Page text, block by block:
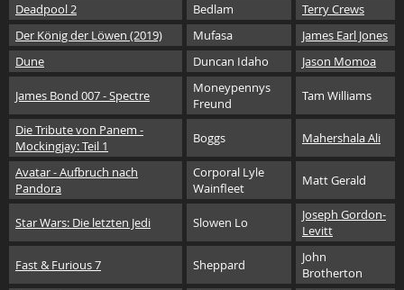
Deadpool 2 Bedlam
Terry Crews
Der König der Löwen (2019)
Mufasa
James Earl Jones
Dune
Duncan Idaho Jason Momoa
James Bond 007 - Spectre
Moneypennys
Freund
Tam Williams
Die Tribute von Panem -
Mockingjay: Teil 1
Boggs Mahershala Ali
Avatar - Aufbruch nach
Pandora
Corporal Lyle
Wainfleet
Matt Gerald
Star Wars: Die letzten Jedi Slowen Lo
Joseph Gordon-
Levitt
Fast & Furious 7 Sheppard
John
Brotherton